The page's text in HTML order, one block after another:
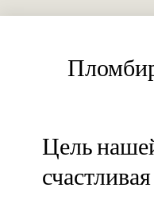
Цель